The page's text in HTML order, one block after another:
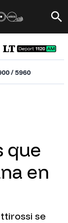
/5960
que
en
se